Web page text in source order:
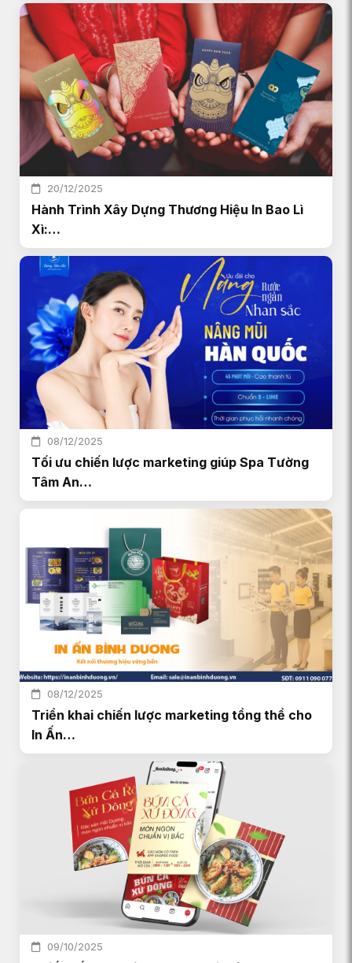
20/12/2025
Hành Trình Xây Dựng Thương Hiệu In Bao Lì
Xì:…
08/12/2025
Tối ưu chiến lược marketing giúp Spa Tường
Tâm An…
08/12/2025
Triển khai chiến lược marketing tổng thể cho
In Ấn…
09/10/2025